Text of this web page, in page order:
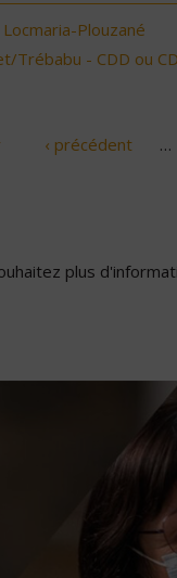
Plouzané
Trébabu - CDD ou
‹ précédent …
plus